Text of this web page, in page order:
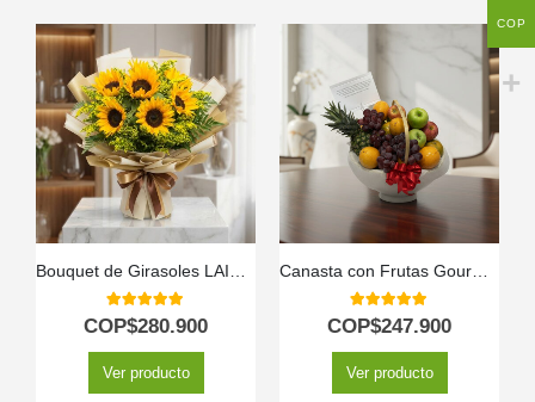
Bouquet de Girasoles LAIA: 10 Flores Radiantes y Frescas ⚜️
5.00out of 5
COP$280.900
Ver producto
Canasta con Frutas Gourmet
5.00out of 5
COP$247.900
Ver producto
COP